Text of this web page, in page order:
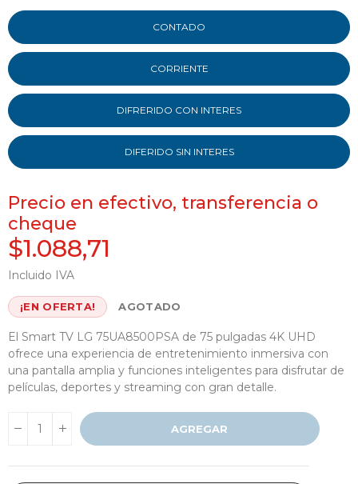
CONTADO
CORRIENTE
DIFRERIDO CON INTERES
DIFERIDO SIN INTERES
Precio en efectivo, transferencia o
cheque
$1.088,71
Incluido IVA
¡EN OFERTA! AGOTADO
El Smart TV LG 75UA8500PSA de 75 pulgadas 4K UHD
ofrece una experiencia de entretenimiento inmersiva con
una pantalla amplia y funciones inteligentes para disfrutar de
películas, deportes y streaming con gran detalle.
AGREGAR